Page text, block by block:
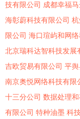
技有限公司 成都幸福
海彰蔚科技有限公司
限公司 海口瑄屿和网
北京瑞科达智科技发展
吉欧贸易有限公司 平
南京奥悦网络科技有限
十三分公司 数据处理
有限公司 特种油墨 科